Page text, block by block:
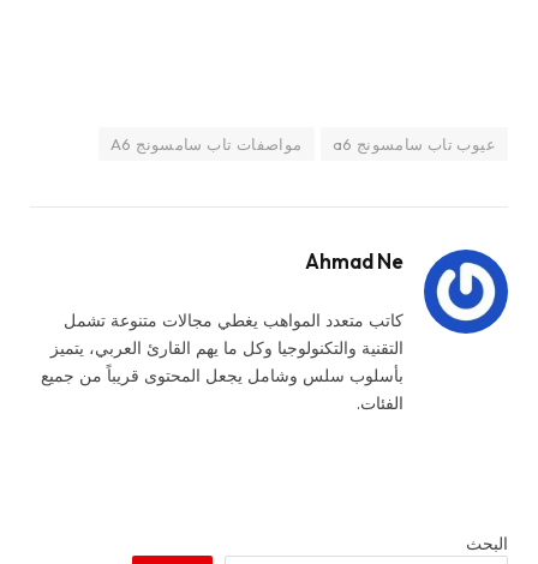
عيوب تاب سامسونج a6 مواصفات تاب سامسونج A6
Ahmad Ne
كاتب متعدد المواهب يغطي مجالات متنوعة تشمل
التقنية والتكنولوجيا وكل ما يهم القارئ العربي، يتميز
بأسلوب سلس وشامل يجعل المحتوى قريباً من جميع
الفئات.
البحث